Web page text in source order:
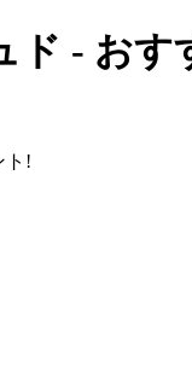
- おす
ト!